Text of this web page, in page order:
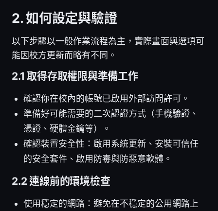
2. 如何設定與驗證
以下步驟以一般作業流程為主，實際畫面與選項可
能因校方更新而略有不同。
2.1 取得存取權限與準備工作
確認你在校內的帳號已啟用外部訪問許可。
準備好可能需要的二次認證方式（手機驗證、
憑證、硬體金鑰等）。
確認裝置安全性：啟用系統更新、安裝可信任
的安全套件、啟用防毒與防惡意軟體。
2.2 連線前的環境檢查
使用穩定的網路：避免在不穩定的公用網路上